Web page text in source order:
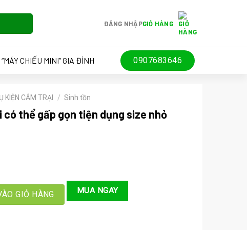
ĐĂNG NHẬPGIỎ HÀNG
“MÁY CHIẾU MINI” GIA ĐÌNH 0907683646
KIỆN CẮM TRẠI / Sinh tồn
thể gấp gọn tiện dụng size nhỏ
₫.
gọn tiện dụng size nhỏ (NA05) số lượng
GIỎ HÀNG MUA NGAY